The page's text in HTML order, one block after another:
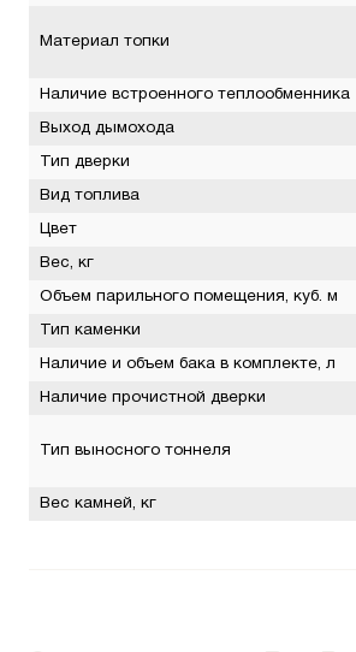
Материал топки
Наличие встроенного теплообменника
Выход дымохода
Тип дверки
Вид топлива
Цвет
Вес, кг
Объем парильного помещения, куб. м
Тип каменки
Наличие и объем бака в комплекте, л
Наличие прочистной дверки
Тип выносного тоннеля
Вес камней, кг